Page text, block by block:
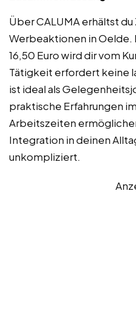
Über CALUMA erhältst
Werbeaktionen in Oelde.
16,50 Euro wird dir vom
Tätigkeit erfordert keine
ist ideal als
praktische Erfahrungen
Arbeitszeiten
Integration in deinen
unkompliziert.